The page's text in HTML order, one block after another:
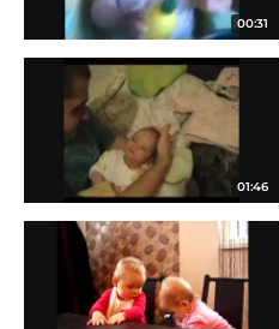
00:31
01:46